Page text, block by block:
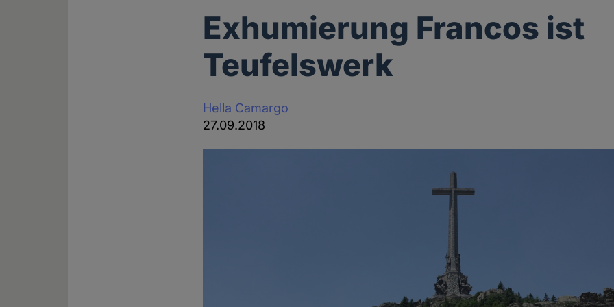
Exhumierung Francos ist
Teufelswerk
Hella Camargo
27.09.2018